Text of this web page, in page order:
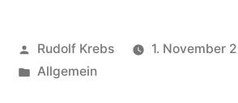
Veröffentlicht
von
Rudolf Krebs
1. November
Veröffentlicht
Allgemein